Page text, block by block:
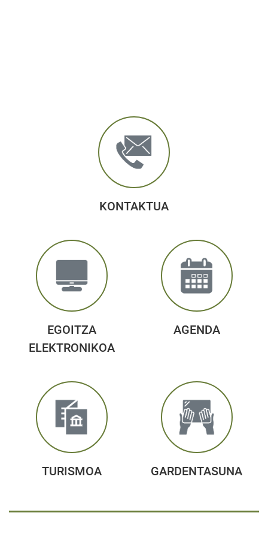
KONTAKTUA
EGOITZA
ELEKTRONIKOA
AGENDA
TURISMOA GARDENTASUNA